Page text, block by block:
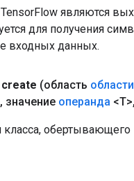
являются
для получения
входных данных.
create (область
, значение операнда <T>